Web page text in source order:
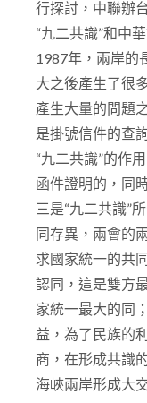
行探討，中聯辦
“九二共識”和中
1987年，兩岸的
大之後產生了很
產生大量的問題
是掛號信件的查
“九二共識”的作
函件證明的，同
三是“九二共識”
同存異，兩會的
求國家統一的共
認同，這是雙方
家統一最大的同
益，為了民族的
商，在形成共識
海峽兩岸形成大